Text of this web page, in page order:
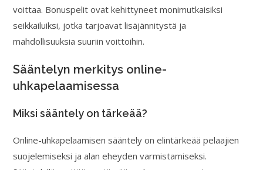
voittaa. Bonuspelit ovat kehittyneet monimutkaisiksi
seikkailuiksi, jotka tarjoavat lisäjännitystä ja
mahdollisuuksia suuriin voittoihin.
Sääntelyn merkitys online-
uhkapelaamisessa
Miksi sääntely on tärkeää?
Online-uhkapelaamisen sääntely on elintärkeää pelaajien
suojelemiseksi ja alan eheyden varmistamiseksi.